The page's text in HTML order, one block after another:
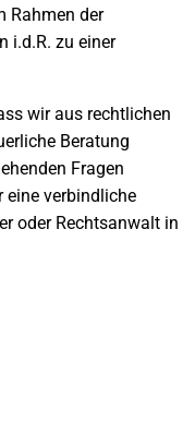
Rahmen der
i.d.R. zu einer
wir aus rechtlichen
Beratung
Fragen
eine verbindliche
oder Rechtsanwalt in